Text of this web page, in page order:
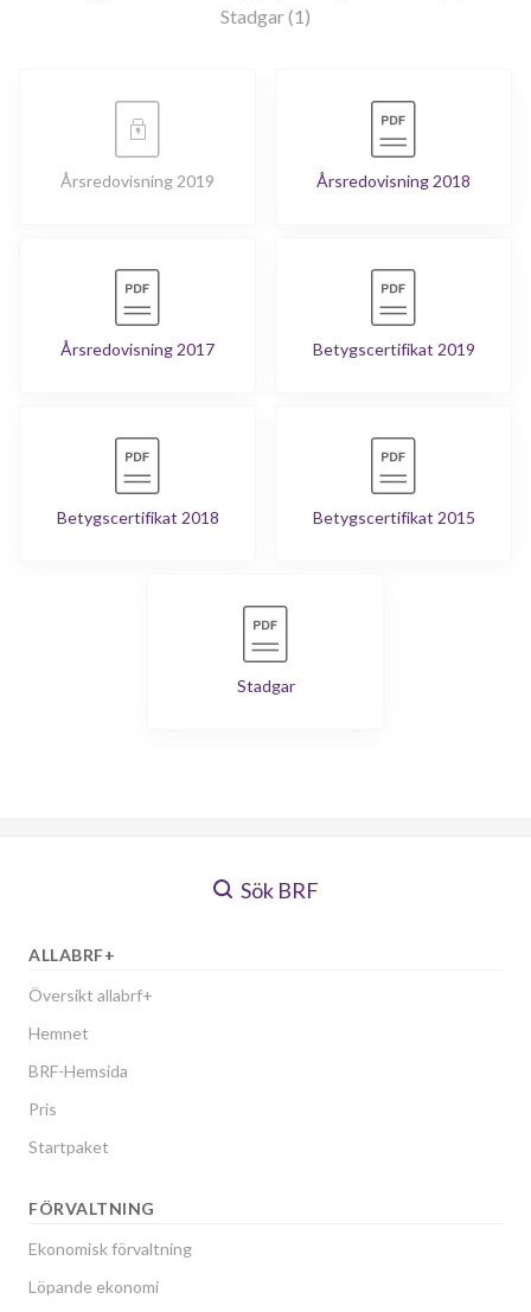
Stadgar (1)
Årsredovisning 2019 Årsredovisning 2018
Årsredovisning 2017 Betygscertifikat 2019
Betygscertifikat 2018 Betygscertifikat 2015
Stadgar
Sök BRF
ALLABRF+
Översikt allabrf+
Hemnet
BRF-Hemsida
Pris
Startpaket
FÖRVALTNING
Ekonomisk förvaltning
Löpande ekonomi